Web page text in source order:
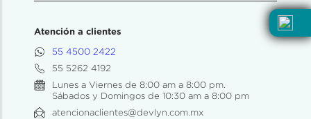
Atención a clientes
55 4500 2422
55 5262 4192
Lunes a Viernes de 8:00 am a 8:00 pm.
Sábados y Domingos de 10:30 am a 8:00 pm
atencionaclientes@devlyn.com.mx